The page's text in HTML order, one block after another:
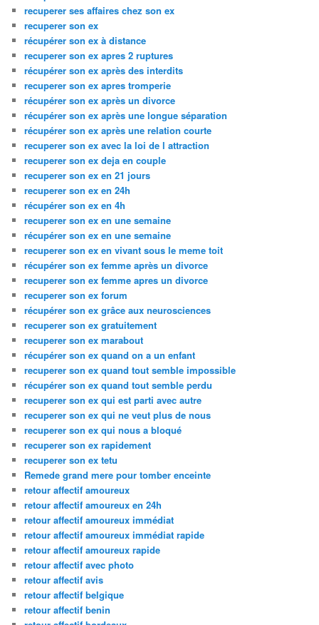
recuperer ses affaires chez son ex
recuperer son ex
récupérer son ex à distance
recuperer son ex apres 2 ruptures
récupérer son ex après des interdits
recuperer son ex apres tromperie
récupérer son ex après un divorce
récupérer son ex après une longue séparation
récupérer son ex après une relation courte
recuperer son ex avec la loi de l attraction
recuperer son ex deja en couple
recuperer son ex en 21 jours
recuperer son ex en 24h
récupérer son ex en 4h
recuperer son ex en une semaine
récupérer son ex en une semaine
recuperer son ex en vivant sous le meme toit
récupérer son ex femme après un divorce
recuperer son ex femme apres un divorce
recuperer son ex forum
récupérer son ex grâce aux neurosciences
recuperer son ex gratuitement
recuperer son ex marabout
récupérer son ex quand on a un enfant
recuperer son ex quand tout semble impossible
récupérer son ex quand tout semble perdu
recuperer son ex qui est parti avec autre
recuperer son ex qui ne veut plus de nous
recuperer son ex qui nous a bloqué
recuperer son ex rapidement
recuperer son ex tetu
Remede grand mere pour tomber enceinte
retour affectif amoureux
retour affectif amoureux en 24h
retour affectif amoureux immédiat
retour affectif amoureux immédiat rapide
retour affectif amoureux rapide
retour affectif avec photo
retour affectif avis
retour affectif belgique
retour affectif benin